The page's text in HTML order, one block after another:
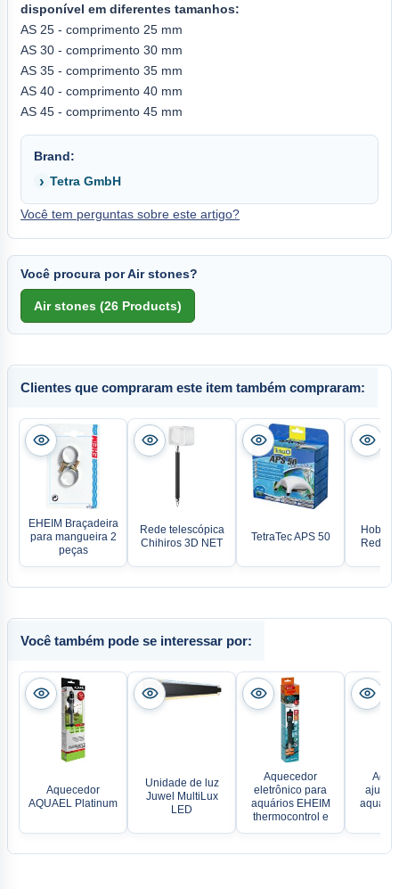
disponível em diferentes tamanhos:
AS 25 - comprimento 25 mm
AS 30 - comprimento 30 mm
AS 35 - comprimento 35 mm
AS 40 - comprimento 40 mm
AS 45 - comprimento 45 mm
Brand:
Tetra GmbH
Você tem perguntas sobre este artigo?
Você procura por Air stones?
Clientes que compraram este item também compraram:
EHEIM Braçadeira
para mangueira 2
peças
Rede telescópica
Chihiros 3D NET
TetraTec APS 50
Hobby
Rede
Você também pode se interessar por:
Aquecedor
AQUAEL Platinum
Unidade de luz
Juwel MultiLux
LED
Aquecedor
eletrônico para
aquários EHEIM
thermocontrol e